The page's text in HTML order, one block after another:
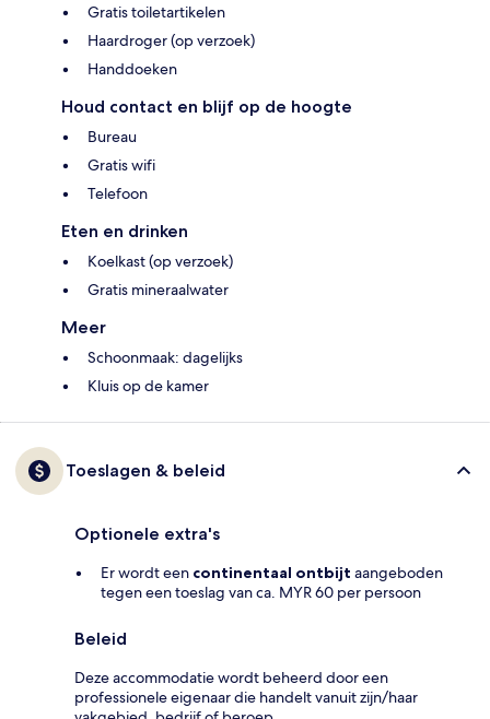
Gratis toiletartikelen
Haardroger (op verzoek)
Handdoeken
Houd contact en blijf op de hoogte
Bureau
Gratis wifi
Telefoon
Eten en drinken
Koelkast (op verzoek)
Gratis mineraalwater
Meer
Schoonmaak: dagelijks
Kluis op de kamer
Toeslagen & beleid
Optionele extra's
Er wordt een continentaal ontbijt aangeboden
tegen een toeslag van ca. MYR 60 per persoon
Beleid
Deze accommodatie wordt beheerd door een
professionele eigenaar die handelt vanuit zijn/haar